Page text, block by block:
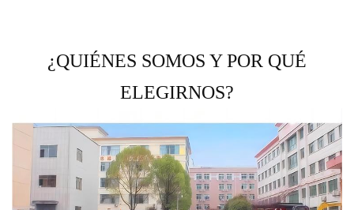
¿QUIÉNES SOMOS Y POR QUÉ
ELEGIRNOS?